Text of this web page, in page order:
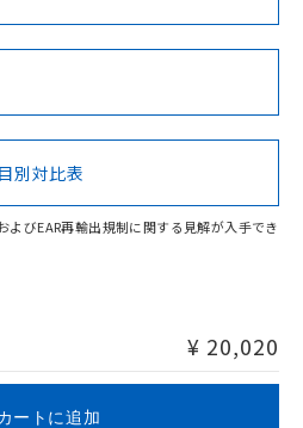
別対比表
よびEAR再輸出規制に関する見解が入手でき
¥ 20,020
ートに追加